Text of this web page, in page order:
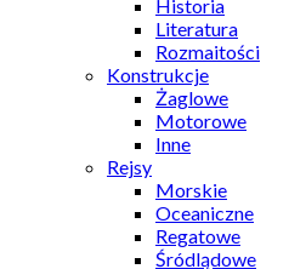
Historia
Literatura
Rozmaitości
Konstrukcje
Żaglowe
Motorowe
Inne
Rejsy
Morskie
Oceaniczne
Regatowe
Śródlądowe